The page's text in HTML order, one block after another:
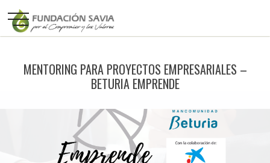
MENTORING PARA PROYECTOS EMPRESARIALES –
BETURIA EMPRENDE